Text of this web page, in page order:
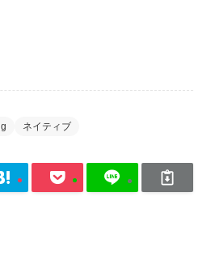
ネイティブ